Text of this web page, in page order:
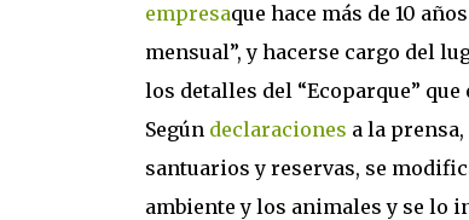
empresaque hace más de 10
mensual”, y hacerse cargo del
los detalles del “Ecoparque”
Según declaraciones a la
santuarios y reservas, se
ambiente y los animales y se lo